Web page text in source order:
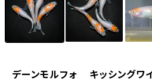
デーンモルフォ キッシングワ